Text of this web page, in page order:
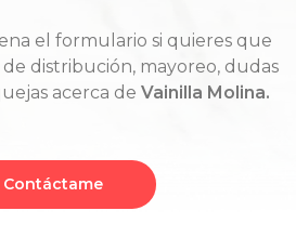
el formulario si quieres que
distribución, mayoreo, dudas
acerca de Vainilla Molina.
Contáctame